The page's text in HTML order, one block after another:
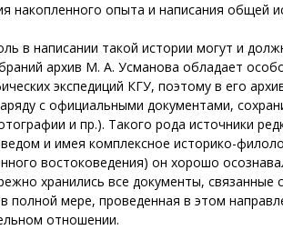
накопленного опыта и написания общей
в написании такой истории могут и
архив М. А. Усманова обладает
экспедиций КГУ, поэтому в его
с официальными документами,
и пр.). Такого рода источники
и имея комплексное историко-
востоковедения) он хорошо
хранились все документы,
полной мере, проведенная в этом
отношении.